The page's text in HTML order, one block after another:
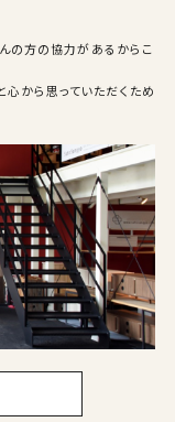
の方の協力があるからこ
心から思っていただくため